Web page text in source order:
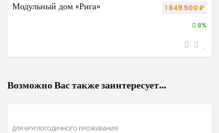
Модульный дом «Рига» 1 649 500 ₽
8%
Возможно Вас также заинтересует…
ДЛЯ КРУГЛОГОДИЧНОГО ПРОЖИВАНИЯ